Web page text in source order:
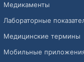
Медикаменты
Лабораторные
Медицинские термины
Мобильные